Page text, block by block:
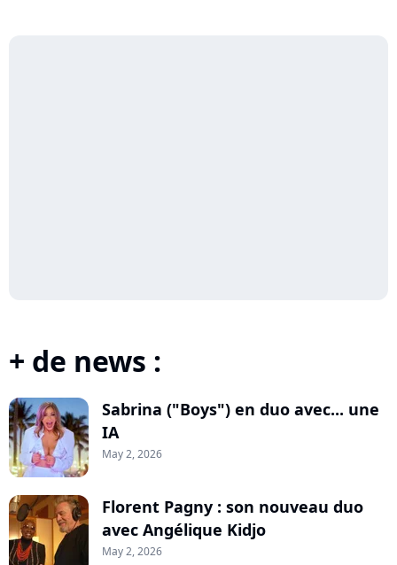
+ de news :
Sabrina ("Boys") en duo avec... une
IA
May 2, 2026
Florent Pagny : son nouveau duo
avec Angélique Kidjo
May 2, 2026